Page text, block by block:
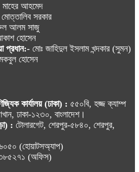
মাহের আহমেদ
সরকার
আলম সাজু
হোসেন
প্রধান:- মোঃ জাহিদুল ইসলাম খন্দকার (সুমন)
হোসেন
কার্যালয় (ঢাকা) : ৫৫০বি, হজ্জ ক্যাম্প
ঢাকা-১২৩০, বাংলাদেশ।
: টোলারগেট, শেরপুর-৫৮৪০, শেরপুর,
(হোয়াটসঅ্যাপ)
(অফিস)